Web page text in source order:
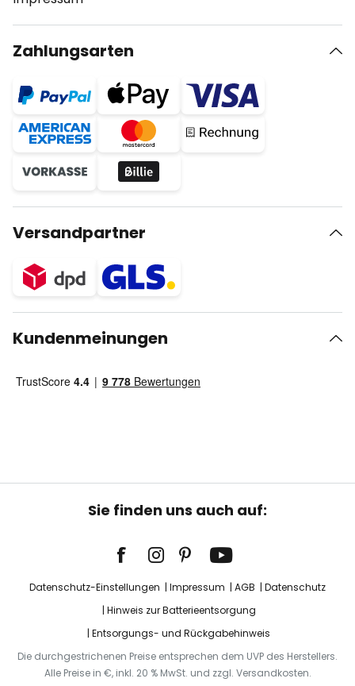
Zahlungsarten
Versandpartner
Kundenmeinungen
Sie finden uns auch auf:
Datenschutz-Einstellungen Impressum AGB
Datenschutz
Hinweis zur Batterieentsorgung
Entsorgungs- und Rückgabehinweis
Die durchgestrichenen Preise entsprechen dem UVP des Herstellers.
Alle Preise in €, inkl. 20 % MwSt. und zzgl. Versandkosten.